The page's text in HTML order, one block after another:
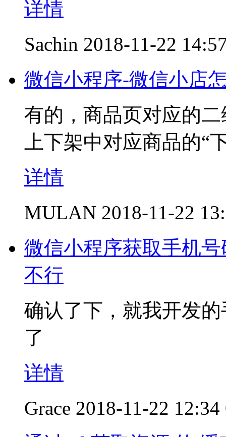
详情
Sachin 2018-11-22
微信小程序-微信小店
有的，商品页对应的
上下架中对应商品的“
详情
MULAN 2018-11-22
微信小程序获取手机
不行
确认了下，就我开发
了
详情
Grace 2018-11-22 12:34